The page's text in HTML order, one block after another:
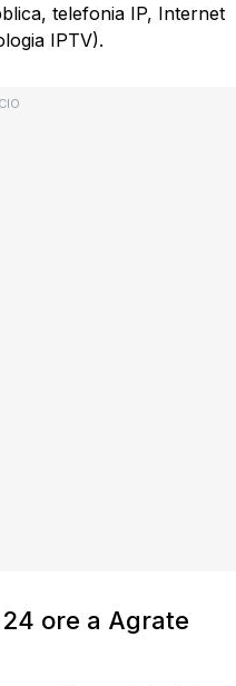
telefonia IP, Internet
IPTV).
ore a Agrate